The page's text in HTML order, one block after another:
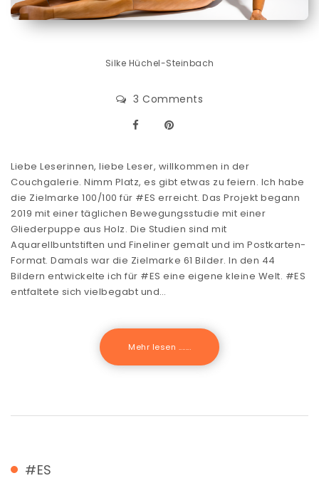
Silke Hüchel-Steinbach
3 Comments
Liebe Leserinnen, liebe Leser, willkommen in der
Couchgalerie. Nimm Platz, es gibt etwas zu feiern. Ich habe
die Zielmarke 100/100 für #ES erreicht. Das Projekt begann
2019 mit einer täglichen Bewegungsstudie mit einer
Gliederpuppe aus Holz. Die Studien sind mit
Aquarellbuntstiften und Fineliner gemalt und im Postkarten-
Format. Damals war die Zielmarke 61 Bilder. In den 44
Bildern entwickelte ich für #ES eine eigene kleine Welt. #ES
entfaltete sich vielbegabt und…
Mehr lesen .......
#ES